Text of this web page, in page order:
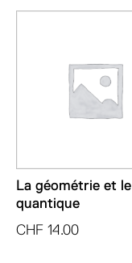
La géométrie et le
quantique
CHF 14.00